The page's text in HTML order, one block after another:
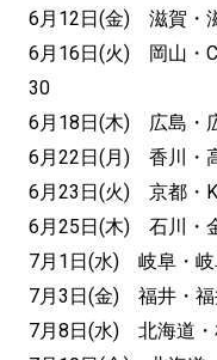
6月12日(金) 滋賀・
6月16日(火) 岡山・
30
6月18日(木) 広島・
6月22日(月) 香川・
6月23日(火) 京都・
6月25日(木) 石川・
7月1日(水) 岐阜・岐
7月3日(金) 福井・福
7月8日(水) 北海道・